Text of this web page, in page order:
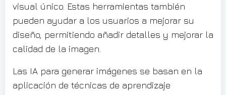
visual único. Estas herramientas también
pueden ayudar a los usuarios a mejorar su
diseño, permitiendo añadir detalles y mejorar la
calidad de la imagen.
Las IA para generar imágenes se basan en la
aplicación de técnicas de aprendizaje